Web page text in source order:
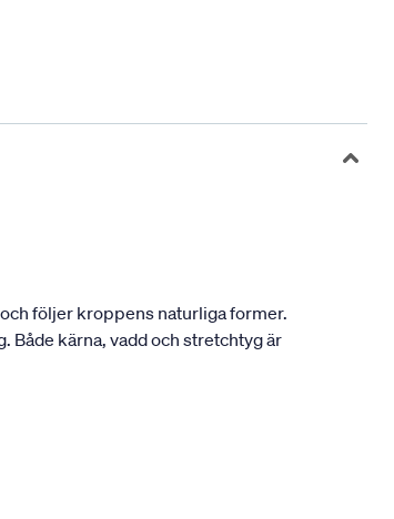
följer kroppens naturliga former.
Både kärna, vadd och stretchtyg är